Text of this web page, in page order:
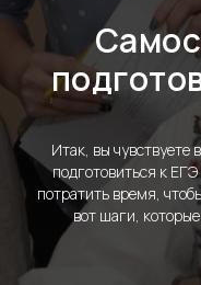
Итак, вы чувствуете
подготовиться к
потратить время,
вот шаги,